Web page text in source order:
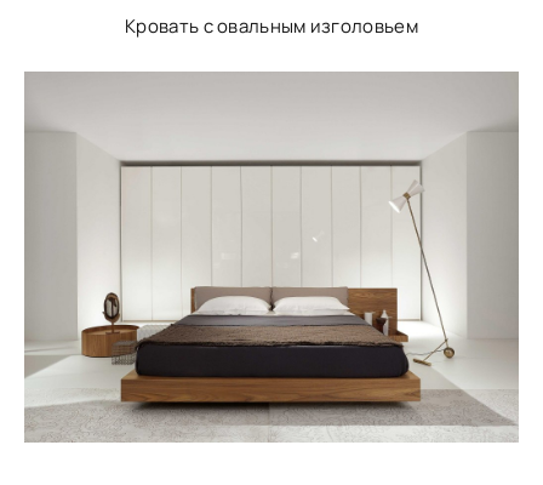
Кровать с овальным изголовьем